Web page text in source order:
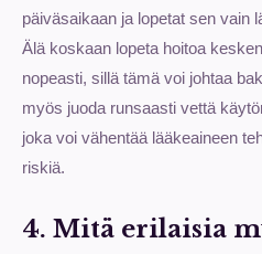
päiväsaikaan ja lopetat sen vain
Älä koskaan lopeta hoitoa
nopeasti, sillä tämä voi johtaa
myös juoda runsaasti vettä
joka voi vähentää lääkeaineen
riskiä.
4. Mitä erilaisia